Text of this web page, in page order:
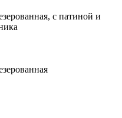
с патиной и